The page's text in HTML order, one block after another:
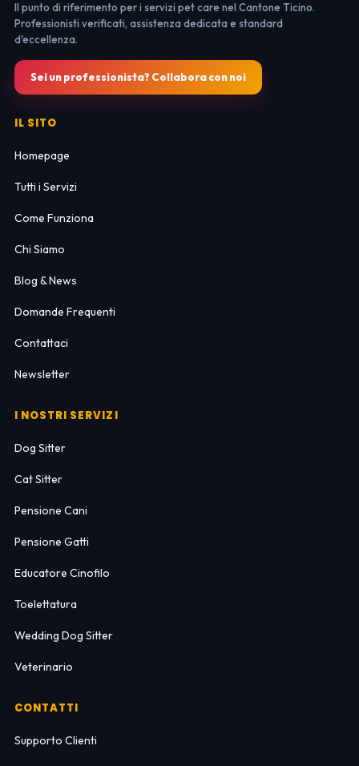
Il punto di riferimento per i servizi pet care nel Cantone Ticino.
Professionisti verificati, assistenza dedicata e standard
d'eccellenza.
Sei un professionista? Collabora con noi
IL SITO
Homepage
Tutti i Servizi
Come Funziona
Chi Siamo
Blog & News
Domande Frequenti
Contattaci
Newsletter
I NOSTRI SERVIZI
Dog Sitter
Cat Sitter
Pensione Cani
Pensione Gatti
Educatore Cinofilo
Toelettatura
Wedding Dog Sitter
Veterinario
CONTATTI
Supporto Clienti